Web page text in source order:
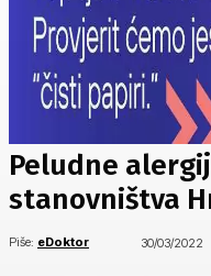
Peludne
stanovništva
Piše: eDoktor 30/03/2022